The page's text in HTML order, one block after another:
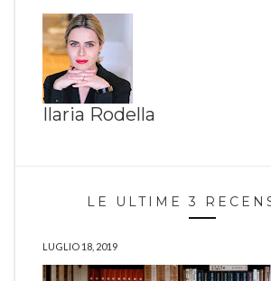
Ilaria Rodella
LE ULTIME 3
LUGLIO 18, 2019